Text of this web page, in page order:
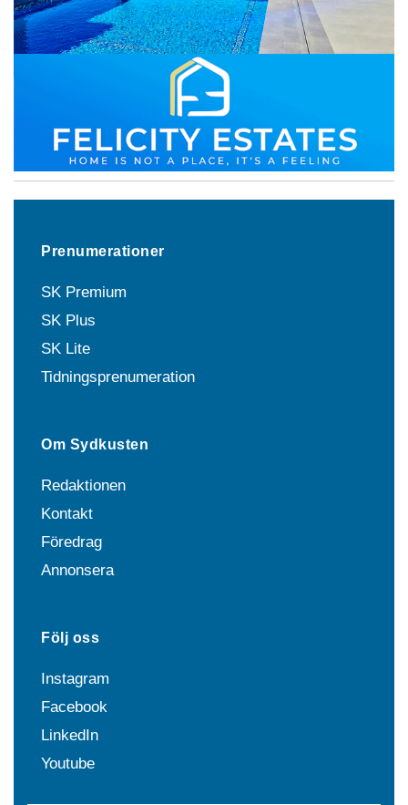
Prenumerationer
SK Premium
SK Plus
SK Lite
Tidningsprenumeration
Om Sydkusten
Redaktionen
Kontakt
Föredrag
Annonsera
Följ oss
Instagram
Facebook
LinkedIn
Youtube